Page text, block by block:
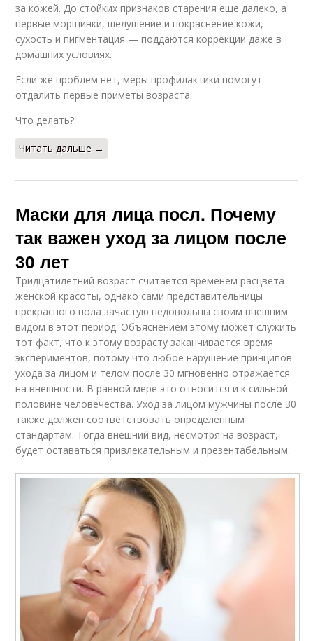
за кожей. До стойких признаков старения еще далеко, а
первые морщинки, шелушение и покраснение кожи,
сухость и пигментация — поддаются коррекции даже в
домашних условиях.
Если же проблем нет, меры профилактики помогут
отдалить первые приметы возраста.
Что делать?
Читать дальше →
Маски для лица посл. Почему
так важен уход за лицом после
30 лет
Тридцатилетний возраст считается временем расцвета
женской красоты, однако сами представительницы
прекрасного пола зачастую недовольны своим внешним
видом в этот период. Объяснением этому может служить
тот факт, что к этому возрасту заканчивается время
экспериментов, потому что любое нарушение принципов
ухода за лицом и телом после 30 мгновенно отражается
на внешности. В равной мере это относится и к сильной
половине человечества. Уход за лицом мужчины после 30
также должен соответствовать определенным
стандартам. Тогда внешний вид, несмотря на возраст,
будет оставаться привлекательным и презентабельным.